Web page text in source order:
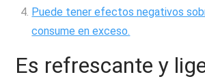
Puede tener efectos negativos
consume en exceso.
Es refrescante y